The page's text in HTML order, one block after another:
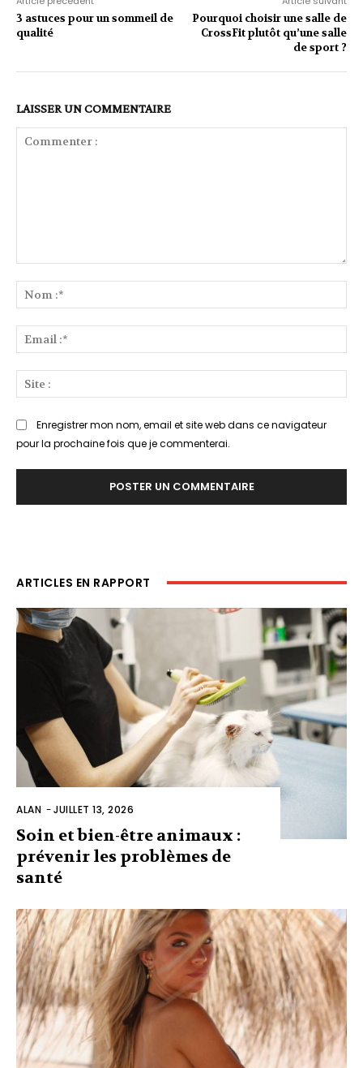
3 astuces pour un sommeil de
qualité
Pourquoi choisir une salle de
CrossFit plutôt qu’une salle
de sport ?
LAISSER UN COMMENTAIRE
:*
:*
:
Enregistrer mon nom, email et site web dans ce navigateur
pour la prochaine fois que je commenterai.
ARTICLES EN RAPPORT
ALAN -JUILLET 13, 2026
Soin et bien-être animaux :
prévenir les problèmes de
santé